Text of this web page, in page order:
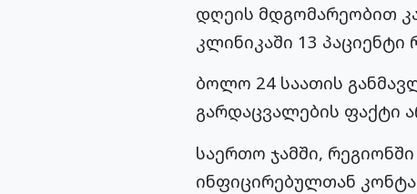
დღეის მდგომარეობით
კლინიკაში 13 პაციენტი
ბოლო 24 საათის
გარდაცვალების ფაქტი
საერთო ჯამში,
ინფიცირებულთან